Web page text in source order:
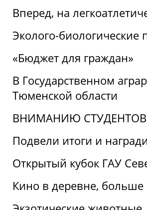
Вперед, на
Эколого-
«Бюджет для граждан»
В Государственном
Тюменской области
ВНИМАНИЮ
Подвели итоги и
Открытый кубок ГАУ
Кино в деревне,